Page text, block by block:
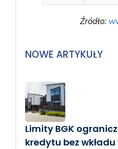
Źródło:
NOWE ARTYKUŁY
Limity BGK
kredytu bez wkładu